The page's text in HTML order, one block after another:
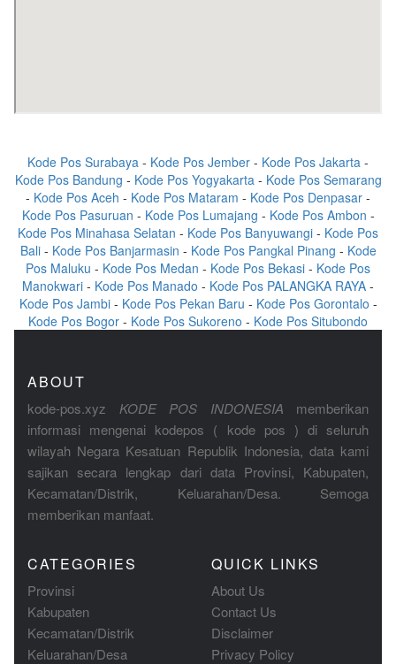
Kode Pos Surabaya - Kode Pos Jember - Kode Pos Jakarta -
Kode Pos Bandung - Kode Pos Yogyakarta- Kode Pos Semarang
- Kode Pos Aceh - Kode Pos Mataram - Kode Pos Denpasar -
Kode Pos Pasuruan - Kode Pos Lumajang - Kode Pos Ambon -
Kode Pos Minahasa Selatan - Kode Pos Banyuwangi - Kode Pos
Bali- Kode Pos Banjarmasin - Kode Pos Pangkal Pinang - Kode
Pos Maluku - Kode Pos Medan - Kode Pos Bekasi - Kode Pos
Manokwari - Kode Pos Manado - Kode Pos PALANGKA RAYA -
Kode Pos Jambi- Kode Pos Pekan Baru - Kode Pos Gorontalo -
Kode Pos Bogor - Kode Pos Sukoreno - Kode Pos Situbondo
ABOUT
kode-pos.xyz KODE POS INDONESIA memberikan
informasi mengenai kodepos ( kode pos ) di seluruh
wilayah Negara Kesatuan Republik Indonesia, data kami
sajikan secara lengkap dari data Provinsi, Kabupaten,
Kecamatan/Distrik, Keluarahan/Desa. Semoga
memberikan manfaat.
CATEGORIES
Provinsi
Kabupaten
Kecamatan/Distrik
Keluarahan/Desa
QUICK LINKS
About Us
Contact Us
Disclaimer
Privacy Policy